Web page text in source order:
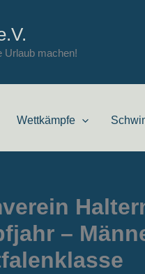
Urlaub machen!
Wettkämpfe
–